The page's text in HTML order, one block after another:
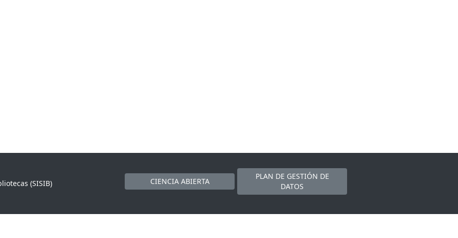
(SISIB)
CIENCIA ABIERTA
PLAN DE GESTIÓN DE
DATOS